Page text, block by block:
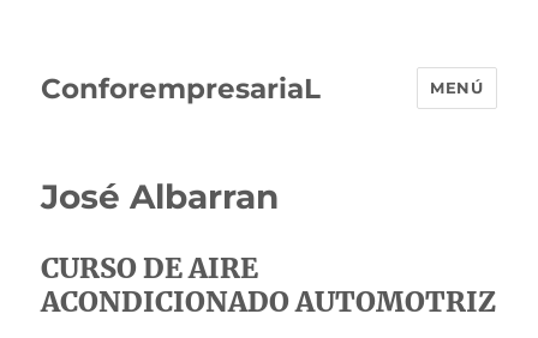
ConforempresariaL MENÚ
José Albarran
CURSO DE AIRE
ACONDICIONADO AUTOMOTRIZ